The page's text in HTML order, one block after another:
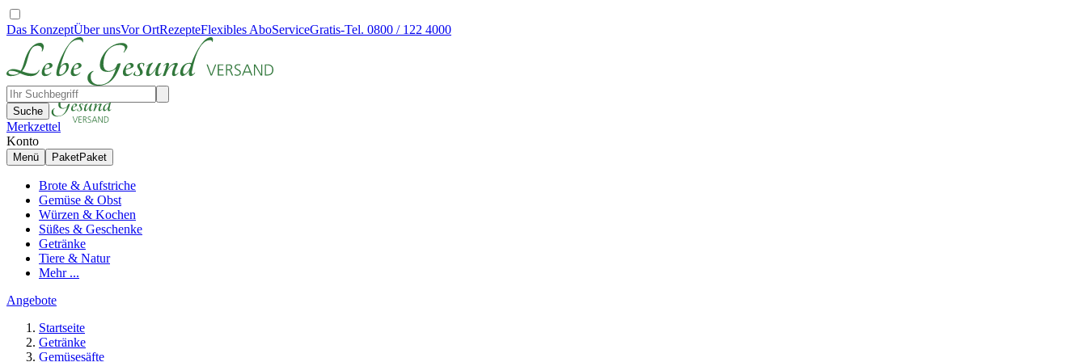
Das KonzeptÜber unsVor OrtRezepteFlexibles AboServiceGratis-Tel. 0800 / 122 4000
Suche
Merkzettel
Konto
Menü PaketPaket
Brote & Aufstriche
Gemüse & Obst
Würzen & Kochen
Süßes & Geschenke
Getränke
Tiere & Natur
Mehr ...
Angebote
Startseite
Getränke
Gemüsesäfte